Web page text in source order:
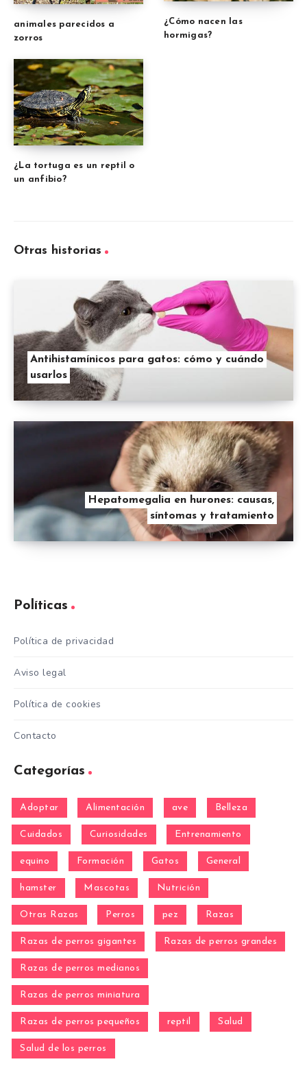
animales parecidos a
zorros
¿Cómo nacen las
hormigas?
¿La tortuga es un reptil o
un anfibio?
Otras historias
Antihistamínicos para gatos: cómo y cuándo
usarlos
Hepatomegalia en hurones: causas,
síntomas y tratamiento
Políticas
Política de privacidad
Aviso legal
Política de cookies
Contacto
Categorías
Adoptar Alimentación ave Belleza
Cuidados Curiosidades Entrenamiento
equino Formación Gatos General
hamster Mascotas Nutrición
Otras Razas Perros pez Razas
Razas de perros gigantes Razas de perros grandes
Razas de perros medianos
Razas de perros miniatura
Razas de perros pequeños reptil Salud
Salud de los perros